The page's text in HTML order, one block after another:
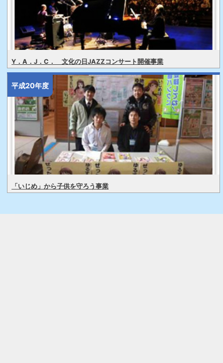
Y．A．J．C． 文化の日JAZZコンサート開催事業
平成20年度
「いじめ」から子供を守ろう事業